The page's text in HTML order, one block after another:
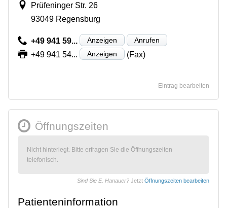
Prüfeninger Str. 26
93049 Regensburg
+49 941 59... Anzeigen Anrufen
+49 941 54... Anzeigen (Fax)
Eintrag bearbeiten
Öffnungszeiten
Nicht hinterlegt. Bitte erfragen Sie die Öffnungszeiten
telefonisch.
Sind Sie E. Hanauer? Jetzt Öffnungszeiten bearbeiten
Patienteninformation